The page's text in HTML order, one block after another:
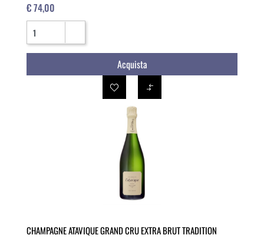
€ 74,00
Quantità
Acquista
CHAMPAGNE ATAVIQUE GRAND CRU EXTRA BRUT TRADITION